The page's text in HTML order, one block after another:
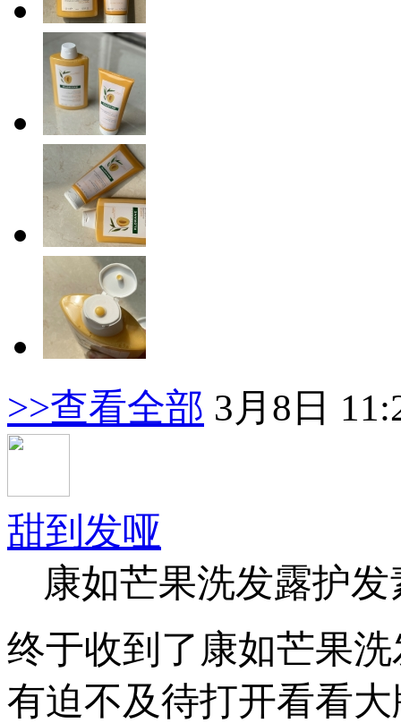
>>查看全部 3月8日
甜到发哑
康如芒果洗发露护
终于收到了康如芒果
有迫不及待打开看看